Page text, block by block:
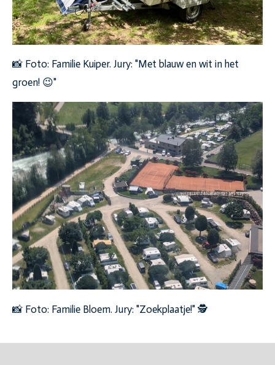
📸 Foto: Familie Kuiper. Jury: "Met blauw en wit in het
groen! 😉"
📸 Foto: Familie Bloem. Jury: "Zoekplaatje!" 🕵